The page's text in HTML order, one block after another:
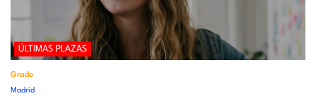
ÚLTIMAS PLAZAS
Grado
Madrid